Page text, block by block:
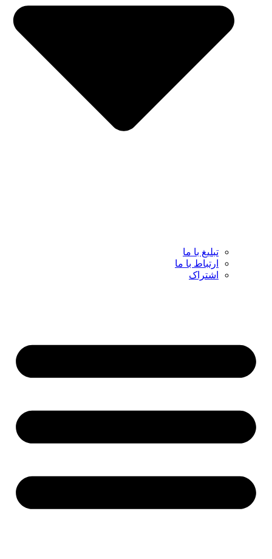
تبلیغ با ما
ارتباط با ما
اشتراک